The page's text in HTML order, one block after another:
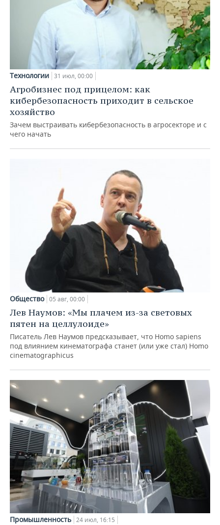
Технологии 31 июл, 00:00
Агробизнес под прицелом: как
кибербезопасность приходит в сельское
хозяйство
Зачем выстраивать кибербезопасность в агросекторе и с
чего начать
Общество 05 авг, 00:00
Лев Наумов: «Мы плачем из-за световых
пятен на целлулоиде»
Писатель Лев Наумов предсказывает, что Homo sapiens
под влиянием кинематографа станет (или уже стал) Homo
cinematographicus
Промышленность 24 июл, 16:15